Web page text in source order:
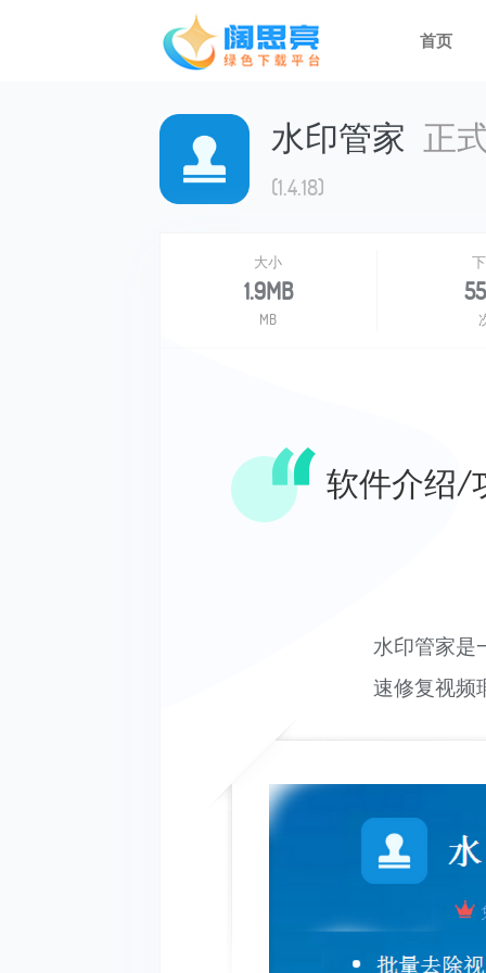
首页
水印管家 正
(1.4.18)
大小
1.9MB
MB
软件介绍/
水印管家是
速修复视频